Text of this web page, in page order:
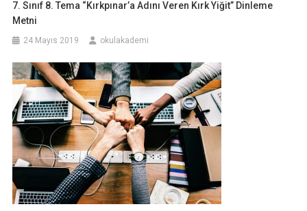
7. Sınıf 8. Tema “Kırkpınar’a Adını Veren Kırk Yiğit” Dinleme
Metni
24 Mayıs 2019 okulakademi